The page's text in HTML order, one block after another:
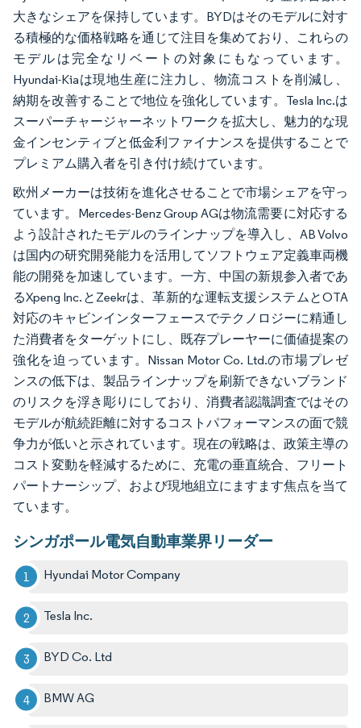
大きなシェアを保持しています。BYDはそのモデルに対す
る積極的な価格戦略を通じて注目を集めており、これらの
モデルは完全なリベートの対象にもなっています。
Hyundai-Kiaは現地生産に注力し、物流コストを削減し、
納期を改善することで地位を強化しています。Tesla Inc.は
スーパーチャージャーネットワークを拡大し、魅力的な現
金インセンティブと低金利ファイナンスを提供することで
プレミアム購入者を引き付け続けています。
欧州メーカーは技術を進化させることで市場シェアを守っ
ています。Mercedes-Benz Group AGは物流需要に対応する
よう設計されたモデルのラインナップを導入し、AB Volvo
は国内の研究開発能力を活用してソフトウェア定義車両機
能の開発を加速しています。一方、中国の新規参入者であ
るXpeng Inc.とZeekrは、革新的な運転支援システムとOTA
対応のキャビンインターフェースでテクノロジーに精通し
た消費者をターゲットにし、既存プレーヤーに価値提案の
強化を迫っています。Nissan Motor Co. Ltd.の市場プレゼ
ンスの低下は、製品ラインナップを刷新できないブランド
のリスクを浮き彫りにしており、消費者認識調査ではその
モデルが航続距離に対するコストパフォーマンスの面で競
争力が低いと示されています。現在の戦略は、政策主導の
コスト変動を軽減するために、充電の垂直統合、フリート
パートナーシップ、および現地組立にますます焦点を当て
ています。
シンガポール電気自動車業界リーダー
Hyundai Motor Company
Tesla Inc.
BYD Co. Ltd
BMW AG